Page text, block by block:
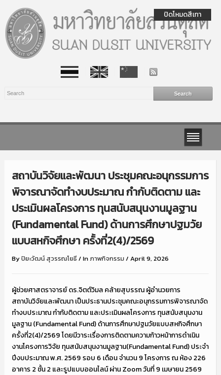
สถาบันวิจัยและพัฒนา ประชุมคณะอนุกรรมการ
พิจารณาจัดทำงบประมาณ กำกับติดตาม และ
ประเมินผลโครงการ ทุนสนับสนุนงานมูลฐาน
(Fundamental Fund) ด้านการศึกษาปฐมวัย
แบบสหกิจศึกษา ครั้งที่2(4)/2569
Byปิยะวัฒน์ สุวรรณโยธี/ Inภาพกิจกรรม / April 9, 2026
ผู้ช่วยศาสตราจารย์ ดร.จิตต์วิมล คล้ายสุบรรณ ผู้อำนวยการ
สถาบันวิจัยและพัฒนา เป็นประธานประชุมคณะอนุกรรมการพิจารณาจัด
ทำงบประมาณ กำกับติดตาม และประเมินผลโครงการ ทุนสนับสนุนงาน
มูลฐาน (Fundamental Fund) ด้านการศึกษาปฐมวัยแบบสหกิจศึกษา
ครั้งที่2(4)/2569 โดยมีวาระเรื่องการติดตามความก้าวหน้าการดำเนิน
งานโครงการวิจัย ทุนสนับสนุนงานมูลฐาน(Fundamental Fund) ประจำ
ปีงบประมาณ พ.ศ. 2569 รอบ 6 เดือน จำนวน 9 โครงการ ณ ห้อง 226
อาคาร 2 ชั้น 2 และรูปแบบออนไลน์ ผ่าน Zoom วันที่ 9 เมษายน 2569
ปิดโหมดสีเทา